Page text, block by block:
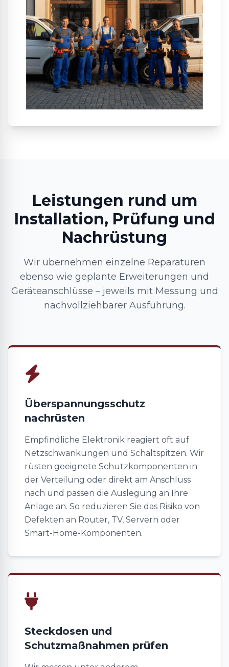
Leistungen rund um
Installation, Prüfung und
Nachrüstung
Wir übernehmen einzelne Reparaturen
ebenso wie geplante Erweiterungen und
Geräteanschlüsse – jeweils mit Messung und
nachvollziehbarer Ausführung.
Überspannungsschutz
nachrüsten
Empfindliche Elektronik reagiert oft auf
Netzschwankungen und Schaltspitzen. Wir
rüsten geeignete Schutzkomponenten in
der Verteilung oder direkt am Anschluss
nach und passen die Auslegung an Ihre
Anlage an. So reduzieren Sie das Risiko von
Defekten an Router, TV, Servern oder
Smart-Home-Komponenten.
Steckdosen und
Schutzmaßnahmen prüfen